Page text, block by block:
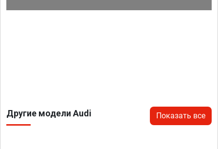
Другие модели Audi Показать все